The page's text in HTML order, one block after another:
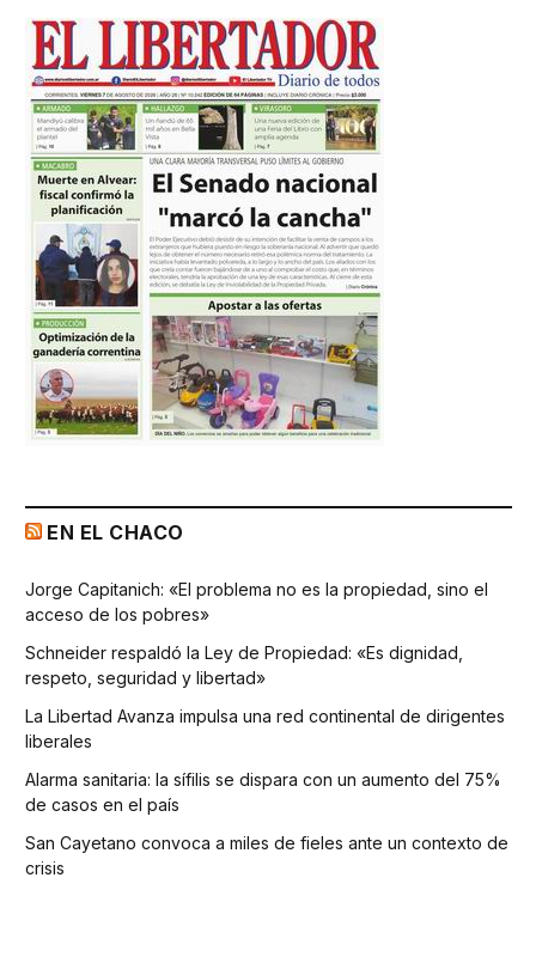
EN EL CHACO
Jorge Capitanich: «El problema no es la propiedad, sino el
acceso de los pobres»
Schneider respaldó la Ley de Propiedad: «Es dignidad,
respeto, seguridad y libertad»
La Libertad Avanza impulsa una red continental de dirigentes
liberales
Alarma sanitaria: la sífilis se dispara con un aumento del 75%
de casos en el país
San Cayetano convoca a miles de fieles ante un contexto de
crisis